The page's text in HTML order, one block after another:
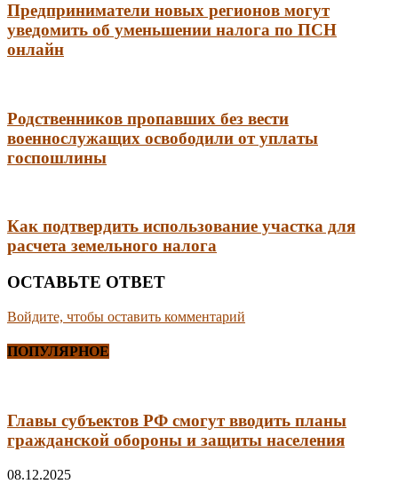
Предприниматели новых регионов могут
уведомить об уменьшении налога по ПСН
онлайн
Родственников пропавших без вести
военнослужащих освободили от уплаты
госпошлины
Как подтвердить использование участка для
расчета земельного налога
ОСТАВЬТЕ ОТВЕТ
Войдите, чтобы оставить комментарий
ПОПУЛЯРНОЕ
Главы субъектов РФ смогут вводить планы
гражданской обороны и защиты населения
08.12.2025